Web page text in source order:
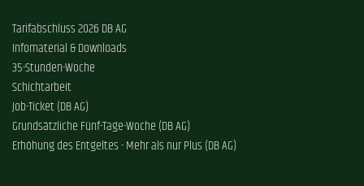
Tarifabschluss 2026 DB AG
Infomaterial & Downloads
35-Stunden-Woche
Schichtarbeit
Job-Ticket (DB AG)
Grundsätzliche Fünf-Tage-Woche (DB AG)
Erhöhung des Entgeltes - Mehr als nur Plus (DB AG)